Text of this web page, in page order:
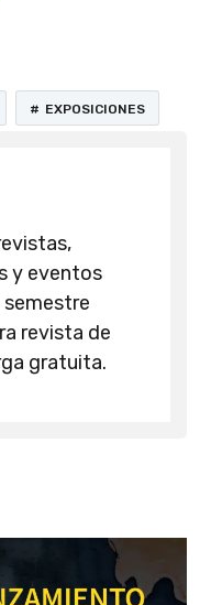
EXPOSICIONES
y eventos
semestre
revista de
gratuita.